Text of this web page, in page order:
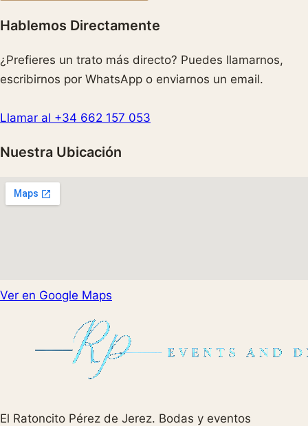
Hablemos Directamente
¿Prefieres un trato más directo? Puedes llamarnos,
escribirnos por WhatsApp o enviarnos un email.
Llamar al +34 662 157 053
Nuestra Ubicación
Ver en Google Maps
El Ratoncito Pérez de Jerez. Bodas y eventos